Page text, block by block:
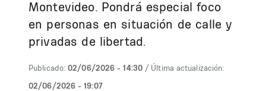
Montevideo. Pondrá especial foco
en personas en situación de calle y
privadas de libertad.
Publicado: 02/06/2026 - 14:30 / Última actualización:
02/06/2026 - 19:07